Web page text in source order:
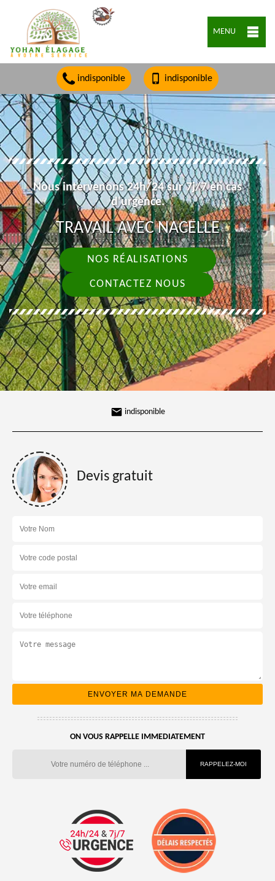
MENU
indisponible indisponible
Nous intervenons 24h/24 sur 7j/7 en cas
d'urgence.
TRAVAIL AVEC NACELLE
NOS RÉALISATIONS
CONTACTEZ NOUS
indisponible
Devis gratuit
ON VOUS RAPPELLE IMMEDIATEMENT